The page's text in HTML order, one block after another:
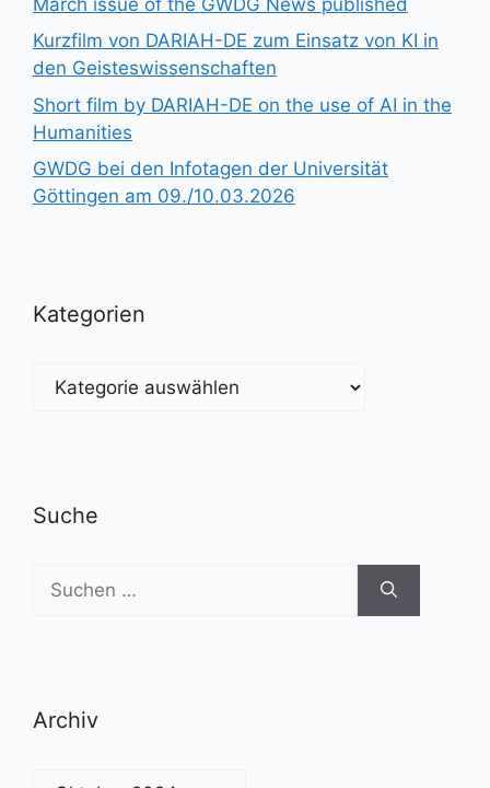
Kurzfilm von DARIAH-DE zum Einsatz von KI in
den Geisteswissenschaften
Short film by DARIAH-DE on the use of AI in the
Humanities
GWDG bei den Infotagen der Universität
Göttingen am 09./10.03.2026
Kategorien
Kategorien
Suche
Suchen
nach:
Archiv
Archiv